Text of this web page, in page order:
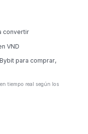
convertir
VND
para comprar,
tiempo real según los